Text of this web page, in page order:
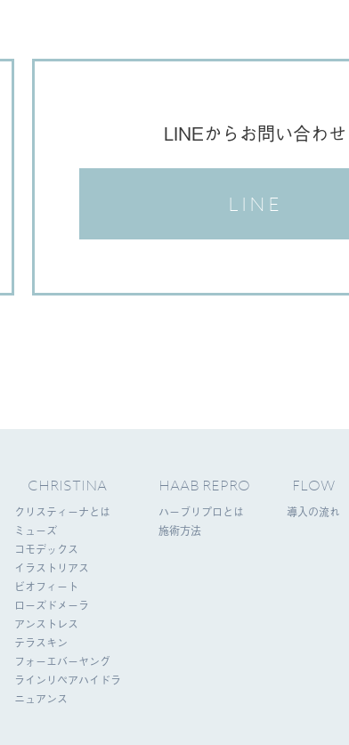
LINEからお問い合わせ
LINE
CHRISTINA
クリスティーナとは
ミューズ
コモデックス
イラストリアス
ビオフィート
ローズドメーラ
アンストレス
テラスキン
フォーエバーヤング
ラインリペアハイドラ
ニュアンス
HAAB REPRO
ハーブリプロとは
施術方法
FLOW
導入の流れ